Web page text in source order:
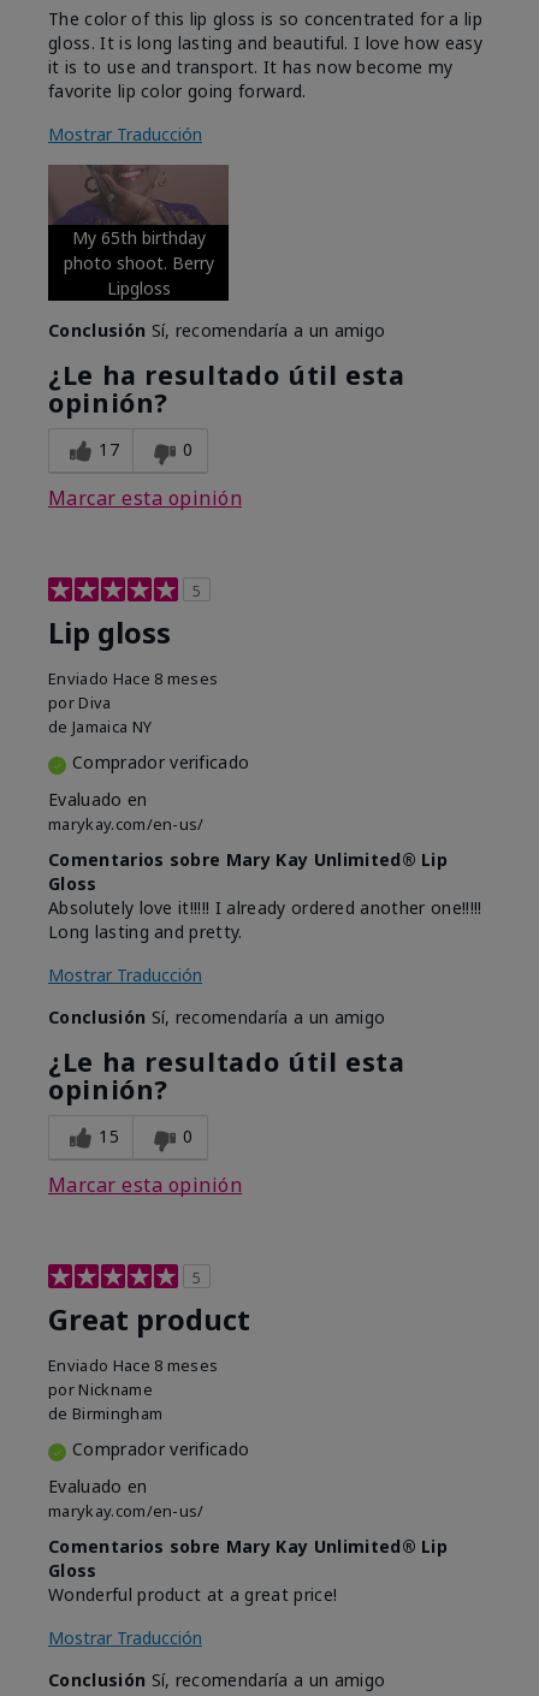
The color of this lip gloss is so concentrated for a lip
gloss. It is long lasting and beautiful. I love how easy
it is to use and transport. It has now become my
favorite lip color going forward.
Mostrar Traducción
My 65th birthday
photo shoot. Berry
Lipgloss
Conclusión Sí, recomendaría a un amigo
¿Le ha resultado útil esta
opinión?
17 0
Marcar esta opinión
5
Lip gloss
Enviado Hace 8 meses
por Diva
de Jamaica NY
Comprador verificado
Evaluado en
marykay.com/en-us/
Comentarios sobre Mary Kay Unlimited® Lip
Gloss
Absolutely love it!!!!! I already ordered another one!!!!!
Long lasting and pretty.
Mostrar Traducción
Conclusión Sí, recomendaría a un amigo
¿Le ha resultado útil esta
opinión?
15 0
Marcar esta opinión
5
Great product
Enviado Hace 8 meses
por Nickname
de Birmingham
Comprador verificado
Evaluado en
marykay.com/en-us/
Comentarios sobre Mary Kay Unlimited® Lip
Gloss
Wonderful product at a great price!
Mostrar Traducción
Conclusión Sí, recomendaría a un amigo